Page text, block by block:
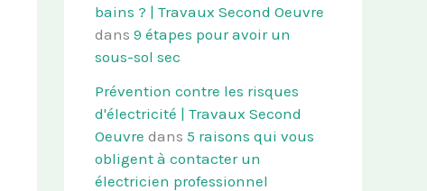
bains ? | Travaux Second Oeuvre
dans 9 étapes pour avoir un
sous-sol sec
Prévention contre les risques
d'électricité | Travaux Second
Oeuvre dans 5 raisons qui vous
obligent à contacter un
électricien professionnel